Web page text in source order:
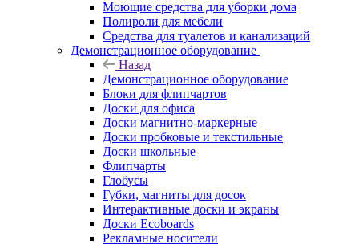
Моющие средства для уборки дома
Полироли для мебели
Средства для туалетов и канализаций
Демонстрационное оборудование
Назад
Демонстрационное оборудование
Блоки для флипчартов
Доски для офиса
Доски магнитно-маркерные
Доски пробковые и текстильные
Доски школьные
Флипчарты
Глобусы
Губки, магниты для досок
Интерактивные доски и экраны
Доски Ecoboards
Рекламные носители